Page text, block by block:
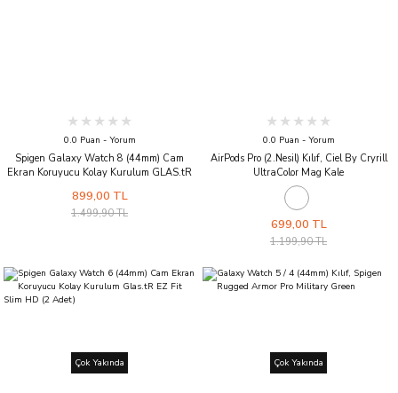
0.0 Puan - Yorum
Spigen Galaxy Watch 8 (44mm) Cam
Ekran Koruyucu Kolay Kurulum GLAS.tR
899,00 TL
1.499,90 TL
0.0 Puan - Yorum
AirPods Pro (2.Nesil) Kılıf, Ciel By Cryrill
UltraColor Mag Kale
699,00 TL
1.199,90 TL
Çok Yakında Çok Yakında